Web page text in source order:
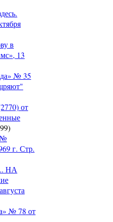
в
13
№ 35
от
)
№
г. Стр.
НА
№ 78 от